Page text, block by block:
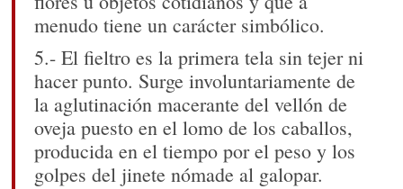
menudo tiene un carácter simbólico.
5.- El fieltro es la primera tela sin tejer ni
hacer punto. Surge involuntariamente de
la aglutinación macerante del vellón de
oveja puesto en el lomo de los caballos,
producida en el tiempo por el peso y los
golpes del jinete nómade al galopar.